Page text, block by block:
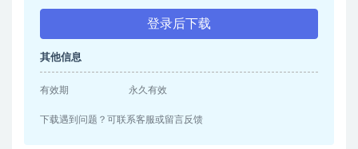
登录后下载
其他信息
有效期 永久有效
下载遇到问题？可联系客服或留言反馈